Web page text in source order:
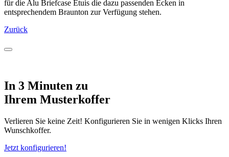
für die Alu Briefcase Etuis die dazu passenden Ecken in
entsprechendem Braunton zur Verfügung stehen.
Zurück
In 3 Minuten zu
Ihrem Musterkoffer
Verlieren Sie keine Zeit! Konfigurieren Sie in wenigen Klicks Ihren
Wunschkoffer.
Jetzt konfigurieren!